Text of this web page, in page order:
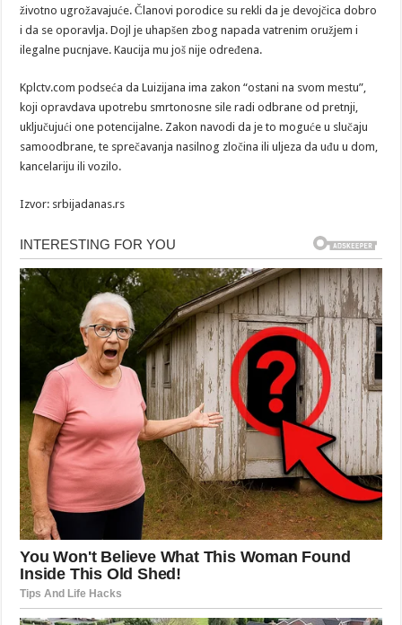
životno ugrožavajuće. Članovi porodice su rekli da je devojčica dobro
i da se oporavlja. Dojl je uhapšen zbog napada vatrenim oružjem i
ilegalne pucnjave. Kaucija mu još nije određena.
Kplctv.com podseća da Luizijana ima zakon “ostani na svom mestu”,
koji opravdava upotrebu smrtonosne sile radi odbrane od pretnji,
uključujući one potencijalne. Zakon navodi da je to moguće u slučaju
samoodbrane, te sprečavanja nasilnog zločina ili uljeza da uđu u dom,
kancelariju ili vozilo.
Izvor: srbijadanas.rs